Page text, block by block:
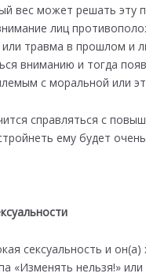
вес может решать эту
лиц
или травма в прошлом и
вниманию и тогда
с моральной или
справляться с
ему будет
сексуальность и
«Изменять нельзя!»